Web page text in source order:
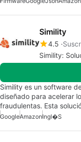
Simility
4.5
Simility:
Simility es un software
diseñado para acelerar
fraudulentas. Esta
GoogleAmazonIngl�s